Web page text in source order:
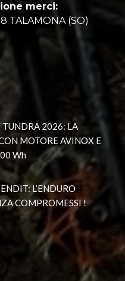
merci:
TALAMONA (SO)
TUNDRA 2026: LA
MOTORE AVINOX E
Wh
L’ENDURO
COMPROMESSI !